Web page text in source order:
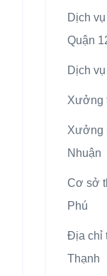
Dịch
Quận
Dịch
Xưởng
Xưởng
Nhuận
Cơ sở
Phú
Địa chỉ
Thạnh